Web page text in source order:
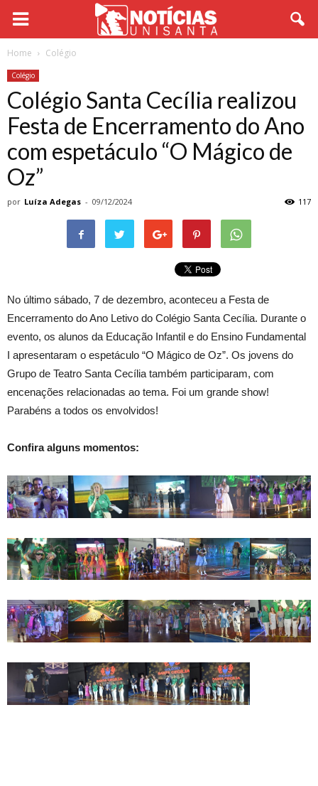
Home Colégio
Colégio
Colégio Santa Cecília realizou
Festa de Encerramento do Ano
com espetáculo “O Mágico de
Oz”
por Luíza Adegas - 09/12/2024 117
No último sábado, 7 de dezembro, aconteceu a Festa de
Encerramento do Ano Letivo do Colégio Santa Cecília. Durante o
evento, os alunos da Educação Infantil e do Ensino Fundamental
I apresentaram o espetáculo “O Mágico de Oz”. Os jovens do
Grupo de Teatro Santa Cecília também participaram, com
encenações relacionadas ao tema. Foi um grande show!
Parabéns a todos os envolvidos!
Confira alguns momentos: